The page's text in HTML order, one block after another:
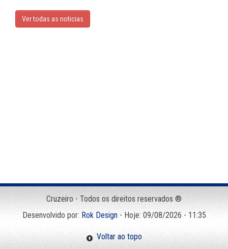
Ver todas as noticias
Cruzeiro - Todos os direitos reservados ®
Desenvolvido por: Rok Design- Hoje: 09/08/2026 - 11:35
Voltar ao topo